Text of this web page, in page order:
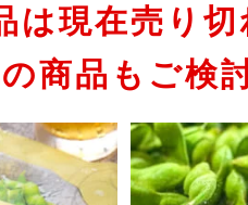
は現在売り
商品もご検